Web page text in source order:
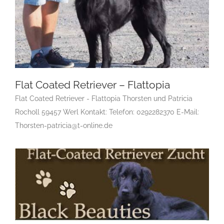
Flat Coated Retriever – Flattopia
Gruppe 8 Gruppe 8-Sektion 1
Retriever Landesgruppe Retriever Rassehunde Standard
Rassehundezüchter
Flat Coated Retriever – Flattopia
Flat Coated Retriever - Flattopia Thorsten und Patricia
Rocholl 59457 Werl Kontakt: Telefon: 0292282370 E-Mail:
Thorsten-patricia@t-online.de